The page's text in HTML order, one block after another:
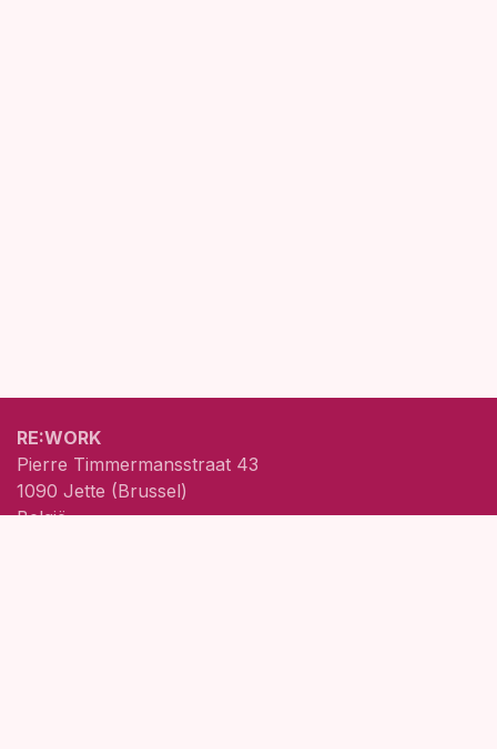
RE:WORK
Pierre Timmermansstraat 43
1090 Jette (Brussel)
België